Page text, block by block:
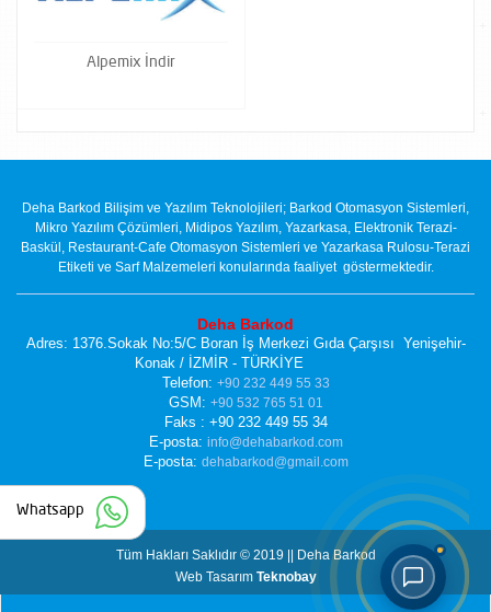
Alpemix İndir
Deha Barkod Bilişim ve Yazılım Teknolojileri; Barkod Otomasyon Sistemleri,
Mikro Yazılım Çözümleri, Midipos Yazılım, Yazarkasa, Elektronik Terazi-
Baskül, Restaurant-Cafe Otomasyon Sistemleri ve Yazarkasa Rulosu-Terazi
Etiketi ve Sarf Malzemeleri konularında faaliyet göstermektedir.
Deha Barkod
Adres: 1376.Sokak No:5/C Boran İş Merkezi Gıda Çarşısı Yenişehir-
Konak / İZMİR - TÜRKİYE
Telefon: +90 232 449 55 33
GSM: +90 532 765 51 01
Faks : +90 232 449 55 34
E-posta: info@dehabarkod.com
E-posta: dehabarkod@gmail.com
Tüm Hakları Saklıdır © 2019 || Deha Barkod
Web Tasarım Teknobay
Whatsapp